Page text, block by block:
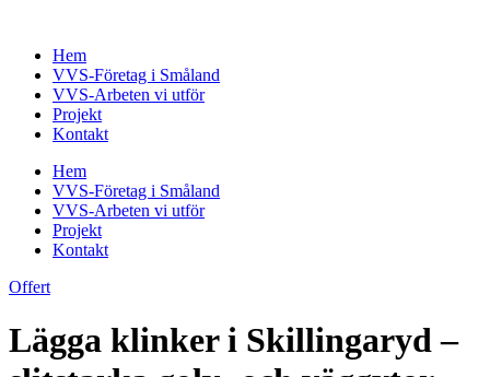
contentHem
VVS-Företag i Småland
VVS-Arbeten vi utför
Projekt
Kontakt
Hem
VVS-Företag i Småland
VVS-Arbeten vi utför
Projekt
Kontakt
Offert
Lägga klinker i Skillingaryd –